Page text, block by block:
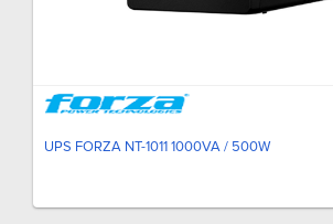
UPS FORZA NT-1011 1000VA / 500W